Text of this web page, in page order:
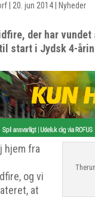
20. jun 2014 Nyheder
der har
start i Jydsk 4-
hjem fra
og vi
at